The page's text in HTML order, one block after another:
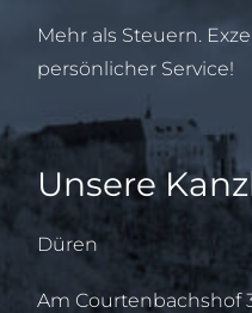
Mehr als Steuern.
persönlicher Service!
Unsere
Düren
Am Courtenbachshof